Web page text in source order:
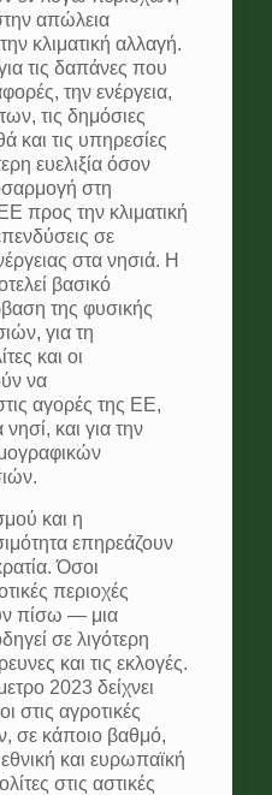
απώλεια
κλιματική αλλαγή.
τις δαπάνες που
την ενέργεια,
τις δημόσιες
και τις υπηρεσίες
ευελιξία όσον
στη
προς την κλιματική
σε
στα νησιά. Η
βασικό
της φυσικής
για τη
και οι
να
αγορές της ΕΕ,
και για την
και η
επηρεάζουν
Όσοι
περιοχές
πίσω — μια
σε λιγότερη
και τις εκλογές.
2023 δείχνει
στις αγροτικές
σε κάποιο βαθμό,
και ευρωπαϊκή
στις αστικές